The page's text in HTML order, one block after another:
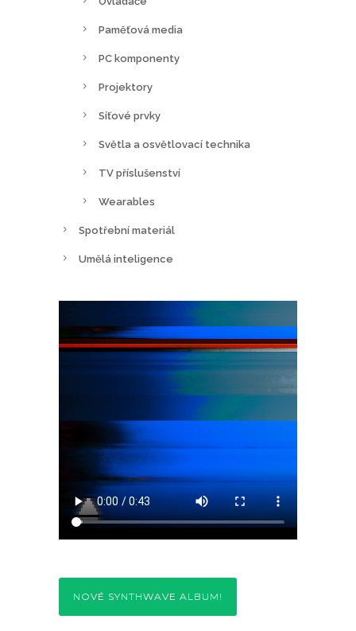
Paměťová media
PC komponenty
Projektory
Síťové prvky
Světla a osvětlovací technika
TV příslušenství
Wearables
Spotřební materiál
Umělá inteligence
NOVÉ SYNTHWAVE ALBUM!